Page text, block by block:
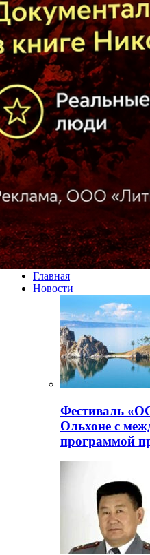
Главная
Новости
Фестиваль
Ольхоне с
программой